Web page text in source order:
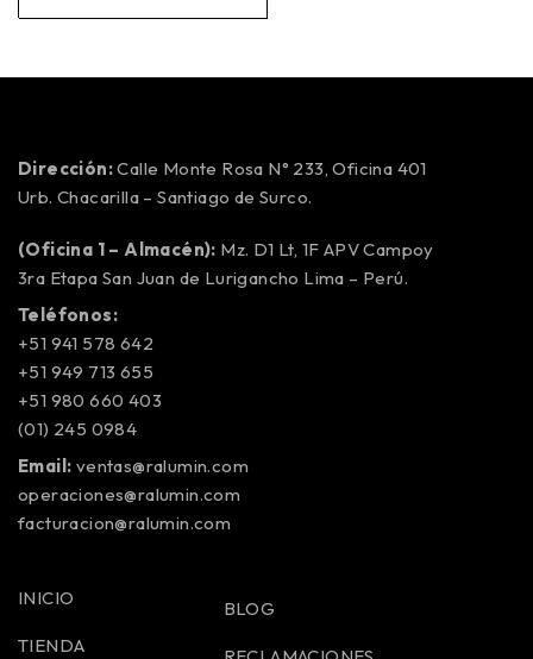
Dirección:Calle Monte Rosa N° 233, Oficina 401
Urb. Chacarilla – Santiago de Surco.
(Oficina 1 – Almacén): Mz. D1 Lt, 1F APV Campoy
3ra Etapa San Juan de Lurigancho Lima – Perú.
Teléfonos:
+51 941 578 642
+51 949 713 655
+51 980 660 403
(01) 245 0984
Email: ventas@ralumin.com
operaciones@ralumin.com
facturacion@ralumin.com
INICIO
TIENDA
BLOG